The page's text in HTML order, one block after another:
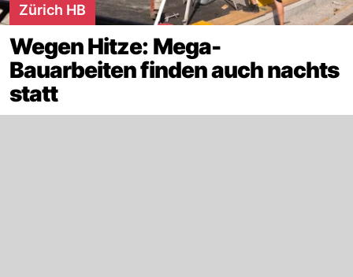
Zürich HB
Wegen Hitze: Mega-
Bauarbeiten finden auch nachts
statt